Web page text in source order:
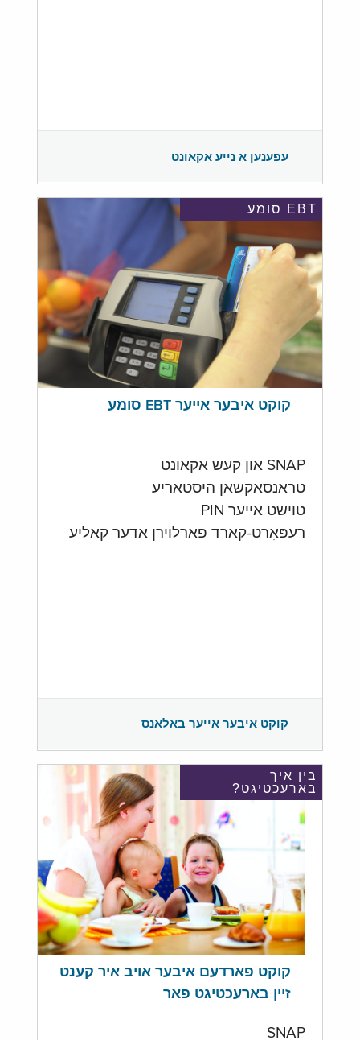
עפענען א נייע אקאונט
EBT סומע
קוקט איבער אייער EBT סומע
SNAP און קעש אקאונט
טראנסאקשאן היסטאריע
טוישט אייער PIN
רעפּאָרט-קאַרד פארלוירן אדער קאליע
קוקט איבער אייער באלאנס
בין איך
בארעכטיגט?
קוקט פארדעם איבער אויב איר קענט
זיין בארעכטיגט פאר
SNAP